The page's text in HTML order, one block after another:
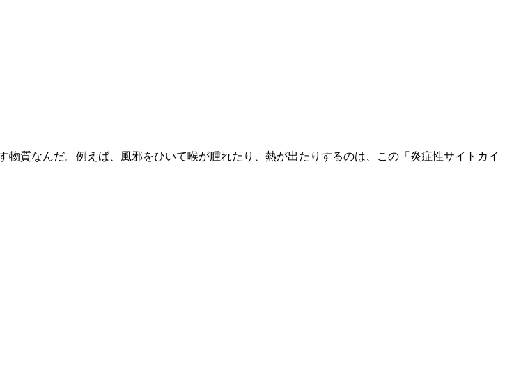
質なんだ。例えば、風邪をひいて喉が腫れたり、熱が出たりするのは、この「炎症性サイトカイ